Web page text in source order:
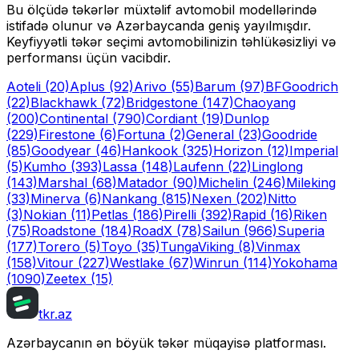
Bu ölçüdə təkərlər müxtəlif avtomobil modellərində
istifadə olunur və Azərbaycanda geniş yayılmışdır.
Keyfiyyətli təkər seçimi avtomobilinizin təhlükəsizliyi və
performansı üçün vacibdir.
Aoteli (20)Aplus (92)Arivo (55)Barum (97)BFGoodrich
(22)Blackhawk (72)Bridgestone (147)Chaoyang
(200)Continental (790)Cordiant (19)Dunlop
(229)Firestone (6)Fortuna (2)General (23)Goodride
(85)Goodyear (46)Hankook (325)Horizon (12)Imperial
(5)Kumho (393)Lassa (148)Laufenn (22)Linglong
(143)Marshal (68)Matador (90)Michelin (246)Mileking
(33)Minerva (6)Nankang (815)Nexen (202)Nitto
(3)Nokian (11)Petlas (186)Pirelli (392)Rapid (16)Riken
(75)Roadstone (184)RoadX (78)Sailun (966)Superia
(177)Torero (5)Toyo (35)TungaViking (8)Vinmax
(158)Vitour (227)Westlake (67)Winrun (114)Yokohama
(1090)Zeetex (15)
tkr.az
Azərbaycanın ən böyük təkər müqayisə platforması.